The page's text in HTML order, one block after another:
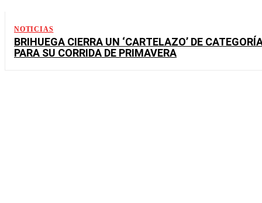
NOTICIAS
BRIHUEGA CIERRA UN ‘CARTELAZO’ DE
PARA SU CORRIDA DE PRIMAVERA